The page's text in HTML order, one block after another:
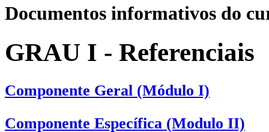
Documentos informativos do
GRAU I - Referenciais
Componente Geral (Módulo I)
Componente Específica (Modulo II)